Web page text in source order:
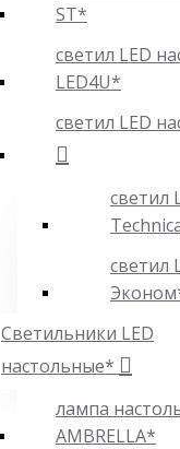
ST*
светил LED
LED4U*
светил LED
светил
светил
Светильники LED
настольные*
лампа
AMBRELLA*